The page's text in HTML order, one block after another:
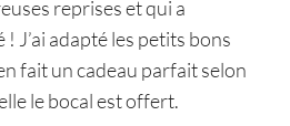
reprises et qui a
J’ai adapté les petits bons
fait un cadeau parfait selon
le bocal est offert.